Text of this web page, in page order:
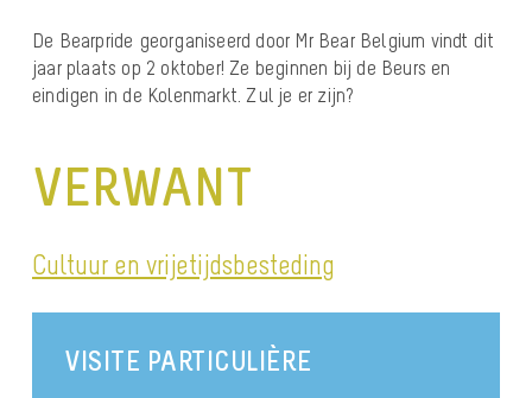
De Bearpride georganiseerd door Mr Bear Belgium vindt dit
jaar plaats op 2 oktober! Ze beginnen bij de Beurs en
eindigen in de Kolenmarkt. Zul je er zijn?
VERWANT
Cultuur en vrijetijdsbesteding
VISITE PARTICULIÈRE